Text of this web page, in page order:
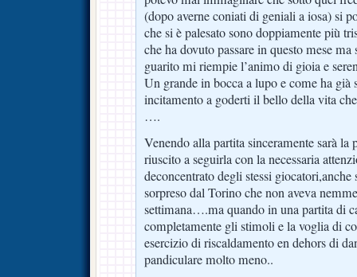
(dopo averne coniati di geniali a iosa) si
che si è palesato sono doppiamente più
che ha dovuto passare in questo mese
guarito mi riempie l’animo di gioia e
Un grande in bocca a lupo e come ha già
incitamento a goderti il bello della vita
….
Venendo alla partita sinceramente sarà la
riuscito a seguirla con la necessaria
deconcentrato degli stessi
sorpreso dal Torino che non aveva
settimana….ma quando in una partita di
completamente gli stimoli e la voglia di
esercizio di riscaldamento en dehors di
pandiculare molto meno..